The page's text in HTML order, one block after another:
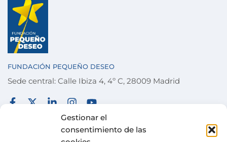
Gestionar el
consentimiento de las
FUNDACIÓN PEQUEÑO DESEO
Sede central: Calle Ibiza 4, 4º C, 28009 Madrid
POLÍTICA DE PRIVACIDAD